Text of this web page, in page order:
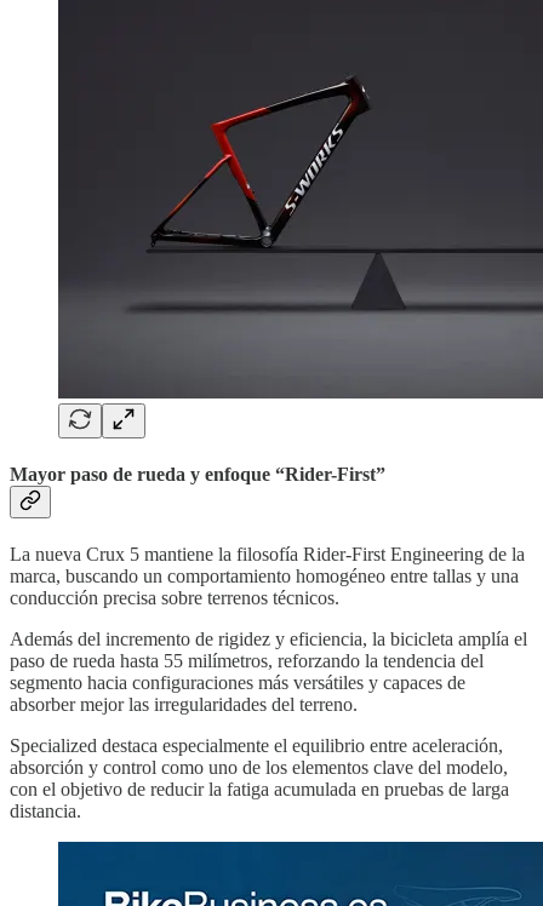
Mayor paso de rueda y enfoque “Rider-First”
La nueva Crux 5 mantiene la filosofía Rider-First Engineering de la
marca, buscando un comportamiento homogéneo entre tallas y una
conducción precisa sobre terrenos técnicos.
Además del incremento de rigidez y eficiencia, la bicicleta amplía el
paso de rueda hasta 55 milímetros, reforzando la tendencia del
segmento hacia configuraciones más versátiles y capaces de
absorber mejor las irregularidades del terreno.
Specialized destaca especialmente el equilibrio entre aceleración,
absorción y control como uno de los elementos clave del modelo,
con el objetivo de reducir la fatiga acumulada en pruebas de larga
distancia.